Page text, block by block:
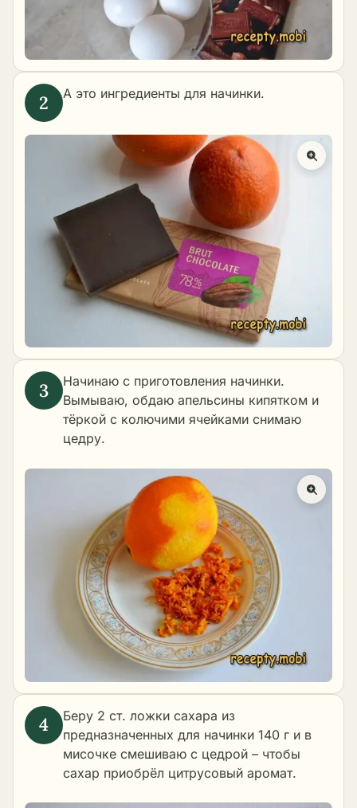
А это ингредиенты для начинки.
Начинаю с приготовления начинки.
Вымываю, обдаю апельсины кипятком и
тёркой с колючими ячейками снимаю
цедру.
Беру 2 ст. ложки сахара из
предназначенных для начинки 140 г и в
мисочке смешиваю с цедрой – чтобы
сахар приобрёл цитрусовый аромат.